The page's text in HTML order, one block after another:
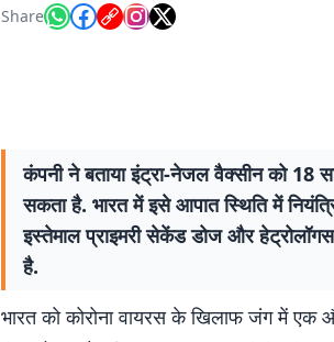
Share
कंपनी ने बताया इंट्रा-नेजल वैक्सीन को 18
सकता है. भारत में इसे आपात स्थिति में
इस्तेमाल प्राइमरी सेकेंड डोज और
है.
भारत को कोरोना वायरस के खिलाफ जंग में एक